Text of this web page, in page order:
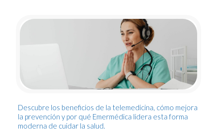
Descubre los beneficios de la telemedicina, cómo mejora
la prevención y por qué Emermédica lidera esta forma
moderna de cuidar la salud.